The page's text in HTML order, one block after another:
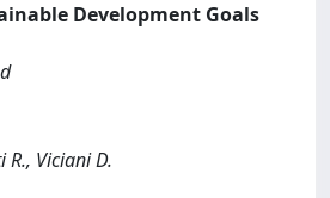
Development Goals
Viciani D.